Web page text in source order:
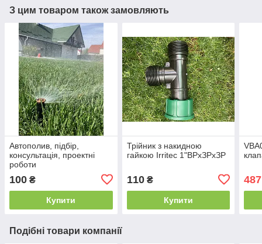
З цим товаром також замовляють
Автополив, підбір,
консультація, проектні
роботи
100 ₴
Купити
Трійник з накидною
гайкою Irritec 1"ВРхЗРхЗР
110₴
Купити
Подібні товари компанії